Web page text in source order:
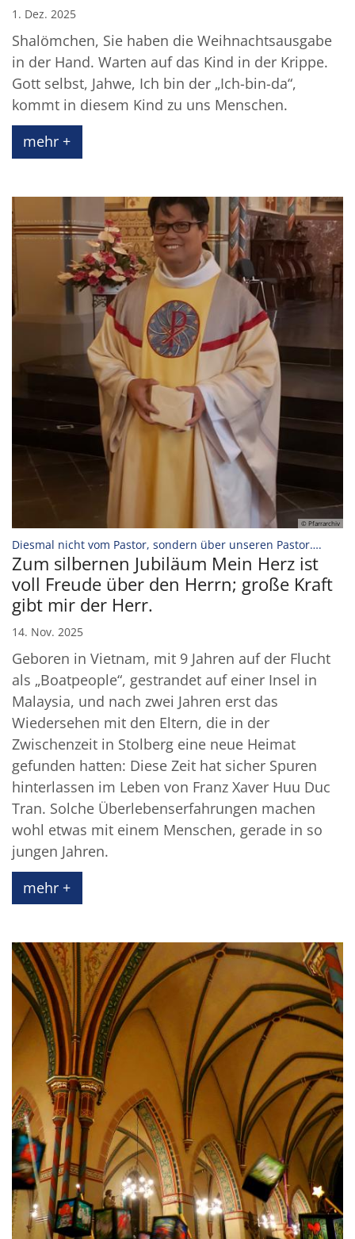
1. Dez. 2025
Shalömchen, Sie haben die Weihnachtsausgabe
in der Hand. Warten auf das Kind in der Krippe.
Gott selbst, Jahwe, Ich bin der „Ich-bin-da“,
kommt in diesem Kind zu uns Menschen.
mehr +
© Pfarrarchiv
Diesmal nicht vom Pastor, sondern über unseren Pastor….
Zum silbernen Jubiläum Mein Herz ist
voll Freude über den Herrn; große Kraft
gibt mir der Herr.
14. Nov. 2025
Geboren in Vietnam, mit 9 Jahren auf der Flucht
als „Boatpeople“, gestrandet auf einer Insel in
Malaysia, und nach zwei Jahren erst das
Wiedersehen mit den Eltern, die in der
Zwischenzeit in Stolberg eine neue Heimat
gefunden hatten: Diese Zeit hat sicher Spuren
hinterlassen im Leben von Franz Xaver Huu Duc
Tran. Solche Überlebenserfahrungen machen
wohl etwas mit einem Menschen, gerade in so
jungen Jahren.
mehr +